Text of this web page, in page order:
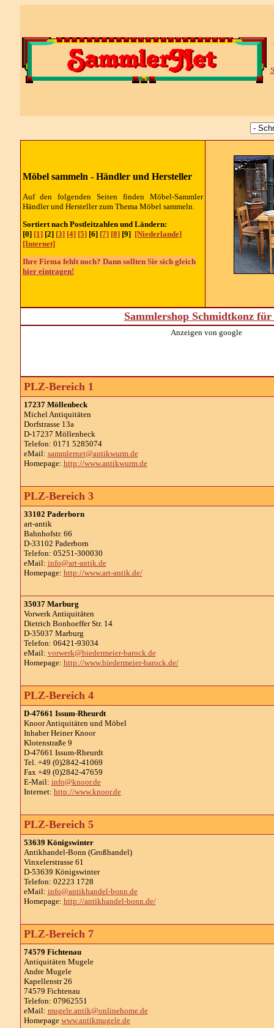
Möbel sammeln - Händler und Hersteller
Auf den folgenden Seiten finden Möbel-Sammler
Händler und Hersteller zum Thema Möbel sammeln.
Sortiert nach Postleitzahlen und Ländern:
[0] [1][2] [3] [4] [5][6] [7] [8][9] [Niederlande]
[Internet]
Ihre Firma fehlt noch? Dann sollten Sie sich gleich
hier eintragen!
Sammlershop Schmidtkonz
Anzeigen von google
PLZ-Bereich 1
17237 Möllenbeck
Michel Antiquitäten
Dorfstrasse 13a
D-17237 Möllenbeck
Telefon: 0171 5285074
eMail: sammlernet@antikwurm.de
Homepage: http://www.antikwurm.de
PLZ-Bereich 3
33102 Paderborn
art-antik
Bahnhofstr. 66
D-33102 Paderborn
Telefon: 05251-300030
eMail: info@art-antik.de
Homepage: http://www.art-antik.de/
35037 Marburg
Vorwerk Antiquitäten
Dietrich Bonhoeffer Str. 14
D-35037 Marburg
Telefon: 06421-93034
eMail: vorwerk@biedermeier-barock.de
Homepage: http://www.biedermeier-barock.de/
PLZ-Bereich 4
D-47661 Issum-Rheurdt
Knoor Antiquitäten und Möbel
Inhaber Heiner Knoor
Klotenstraße 9
D-47661 Issum-Rheurdt
Tel. +49 (0)2842-41069
Fax +49 (0)2842-47659
E-Mail: info@knoor.de
Internet: http://www.knoor.de
PLZ-Bereich 5
53639 Königswinter
Antikhandel-Bonn (Großhandel)
Vinxelerstrasse 61
D-53639 Königswinter
Telefon: 02223 1728
eMail: info@antikhandel-bonn.de
Homepage: http://antikhandel-bonn.de/
PLZ-Bereich 7
74579 Fichtenau
Antiquitäten Mugele
Andre Mugele
Kapellenstr 26
74579 Fichtenau
Telefon: 07962551
eMail: mugele.antik@onlinehome.de
Homepage www.antikmugele.de